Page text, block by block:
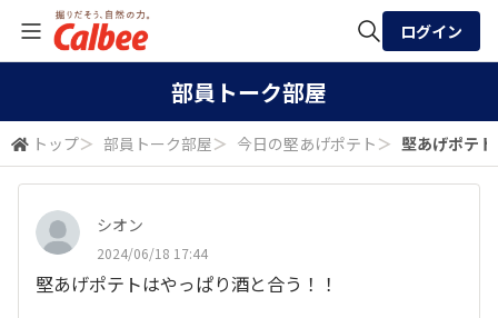
検索
ログイン
部員トーク部屋
トップ＞ 部員トーク部屋＞ 今日の堅あげポテト ＞ 堅あげポテ
シオン
2024/06/18 17:44
堅あげポテトはやっぱり酒と合う！！